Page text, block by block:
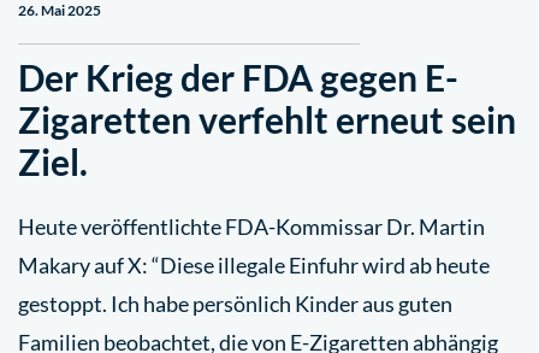
26. Mai 2025
Der Krieg der FDA gegen E-
Zigaretten verfehlt erneut sein
Ziel.
Heute veröffentlichte FDA-Kommissar Dr. Martin
Makary auf X: “Diese illegale Einfuhr wird ab heute
gestoppt. Ich habe persönlich Kinder aus guten
Familien beobachtet, die von E-Zigaretten abhängig